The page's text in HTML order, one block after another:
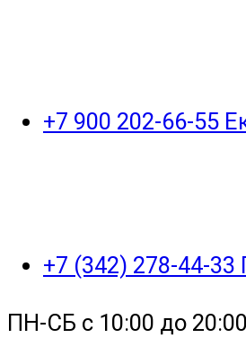
+7 900 202-66-55
+7 (342) 278-44-
ПН-СБ с 10:00 до